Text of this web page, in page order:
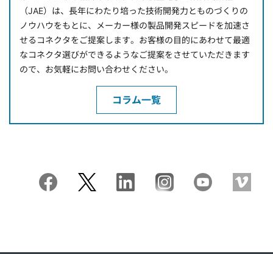
（JAE）は、長年にわたり培った技術開発力とものづくりの
ノウハウをもとに、メーカー様の製品開発スピードを加速さ
せるコネクタをご提案します。お客様の目的にあわせて最適
なコネクタ選びができるようなご提案をさせていただきます
ので、お気軽にお問い合わせください。
コラム一覧